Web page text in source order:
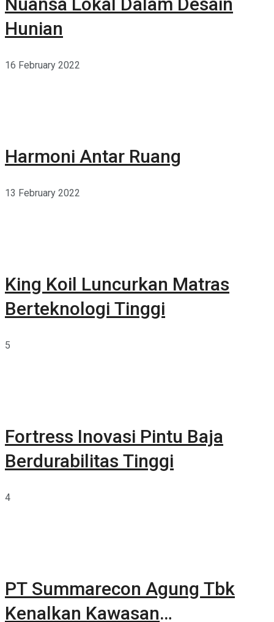
Hunian
16 February 2022
Harmoni Antar Ruang
13 February 2022
King Koil Luncurkan Matras
Berteknologi Tinggi
5
Fortress Inovasi Pintu Baja
Berdurabilitas Tinggi
4
PT Summarecon Agung Tbk
Kenalkan Kawasan